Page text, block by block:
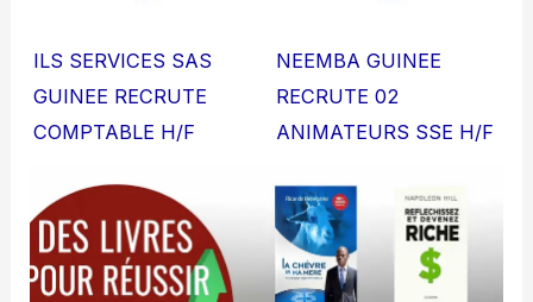
ILS SERVICES SAS
GUINEE RECRUTE
COMPTABLE H/F
NEEMBA GUINEE
RECRUTE 02
ANIMATEURS SSE H/F